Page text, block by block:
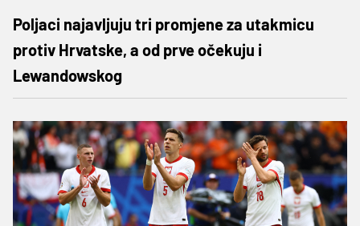
Poljaci najavljuju tri promjene za utakmicu
protiv Hrvatske, a od prve očekuju i
Lewandowskog